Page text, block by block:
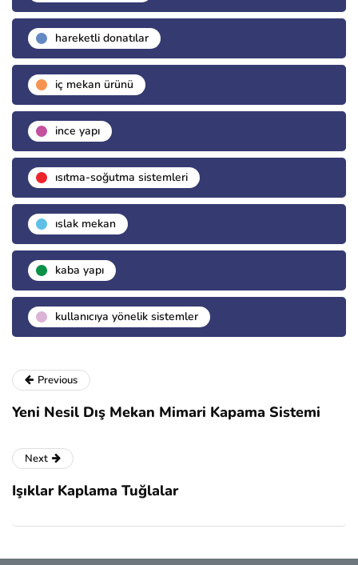
hareketli donatılar
i̇ç mekan ürünü
i̇nce yapı
isıtma-soğutma sistemleri
islak mekan
kaba yapı
kullanıcıya yönelik sistemler
Previous
Yeni Nesil Dış Mekan Mimari Kapama Sistemi
Next
Işıklar Kaplama Tuğlalar